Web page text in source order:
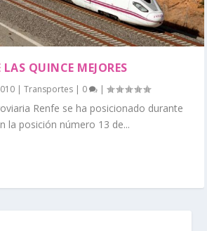
LAS QUINCE MEJORES
|Transportes | 0 |
Renfe se ha posicionado durante
la posición número 13 de...